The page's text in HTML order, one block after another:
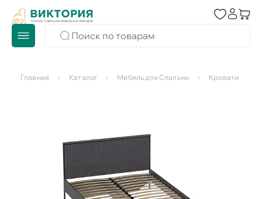
Главная Каталог Мебель для Спальни Кровати